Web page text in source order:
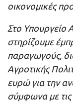
οικονομικές
Στο Υπουργείο
στηρίζουμε
παραγωγούς,
Αγροτικής
ευρώ για την
σύμφωνα με τις